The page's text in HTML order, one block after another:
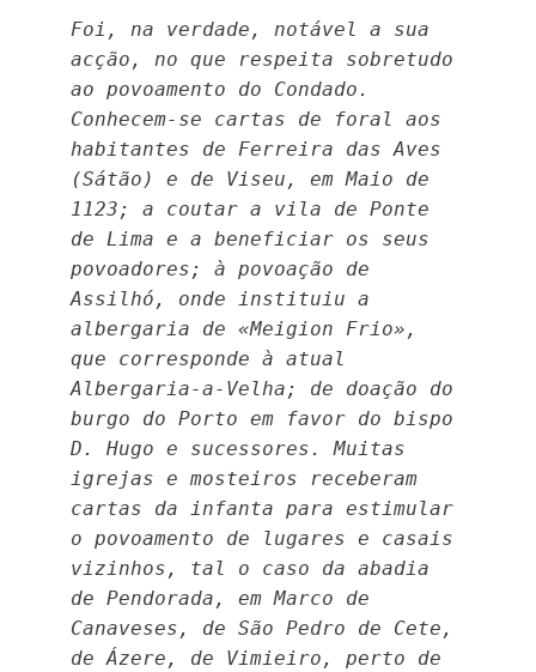
Foi, na verdade, notável a sua
acção, no que respeita sobretudo
ao povoamento do Condado.
Conhecem-se cartas de foral aos
habitantes de Ferreira das Aves
(Sátão) e de Viseu, em Maio de
1123; a coutar a vila de Ponte
de Lima e a beneficiar os seus
povoadores; à povoação de
Assilhó, onde instituiu a
albergaria de «Meigion Frio»,
que corresponde à atual
Albergaria-a-Velha; de doação do
burgo do Porto em favor do bispo
D. Hugo e sucessores. Muitas
igrejas e mosteiros receberam
cartas da infanta para estimular
o povoamento de lugares e casais
vizinhos, tal o caso da abadia
de Pendorada, em Marco de
Canaveses, de São Pedro de Cete,
de Ázere, de Vimieiro, perto de